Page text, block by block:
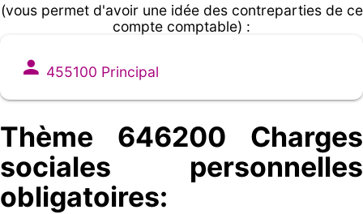
(vous permet d'avoir une idée des contreparties de ce
compte comptable) :
455100 Principal
Thème 646200 Charges
sociales personnelles
obligatoires: